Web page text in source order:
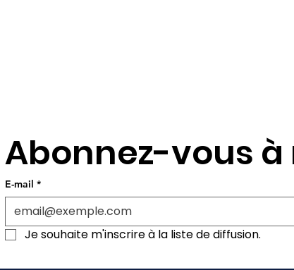
Abonnez-vous
E-mail *
Je souhaite m'inscrire à la liste de diffusion.